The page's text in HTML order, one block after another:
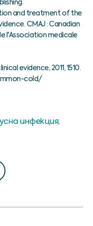
and treatment of the
CMAJ : Canadian
l'Association medicale
evidence, 2011, 1510.
cold/
инфекция,